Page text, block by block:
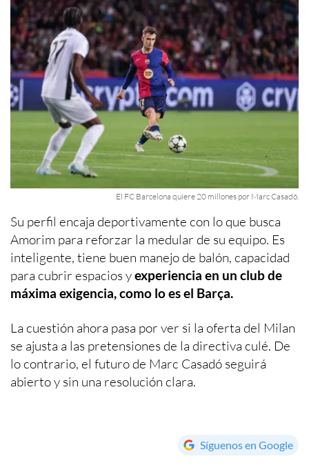
El FC Barcelona quiere 20 millones por Marc Casadó.
Su perfil encaja deportivamente con lo que busca
Amorim para reforzar la medular de su equipo. Es
inteligente, tiene buen manejo de balón, capacidad
para cubrir espacios yexperiencia en un club de
máxima exigencia, como lo es el Barça.
La cuestión ahora pasa por ver si la oferta del Milan
se ajusta a las pretensiones de la directiva culé. De
lo contrario, el futuro de Marc Casadó seguirá
abierto y sin una resolución clara.
Síguenos en Google